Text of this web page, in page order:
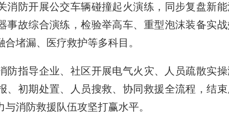
消防开展公交车辆碰撞起火演练，同步复盘新
事故综合演练，检验举高车、重型泡沫装备实
堵漏、医疗救护等多科目。
防指导企业、社区开展电气火灾、人员疏散实
、初期处置、人员搜救、协同救援全流程，结
消防救援队伍攻坚打赢水平。